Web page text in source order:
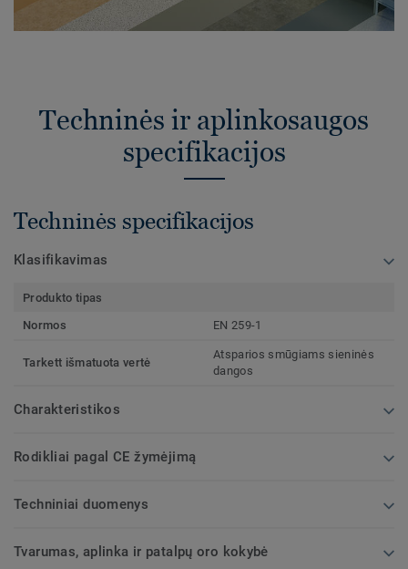
Techninės ir aplinkosaugos
specifikacijos
Techninės specifikacijos
Klasifikavimas
Produkto tipas
Normos
EN 259-1
Tarkett išmatuota vertė
Atsparios smūgiams sieninės
dangos
Charakteristikos
Rodikliai pagal CE žymėjimą
Techniniai duomenys
Tvarumas, aplinka ir patalpų oro kokybė